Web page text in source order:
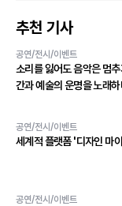
추천 기사
공연/전시/이벤트
소리를 잃어도 음악은 멈
간과 예술의 운명을 노래
공연/전시/이벤트
세계적 플랫폼 '디자인 마
공연/전시/이벤트